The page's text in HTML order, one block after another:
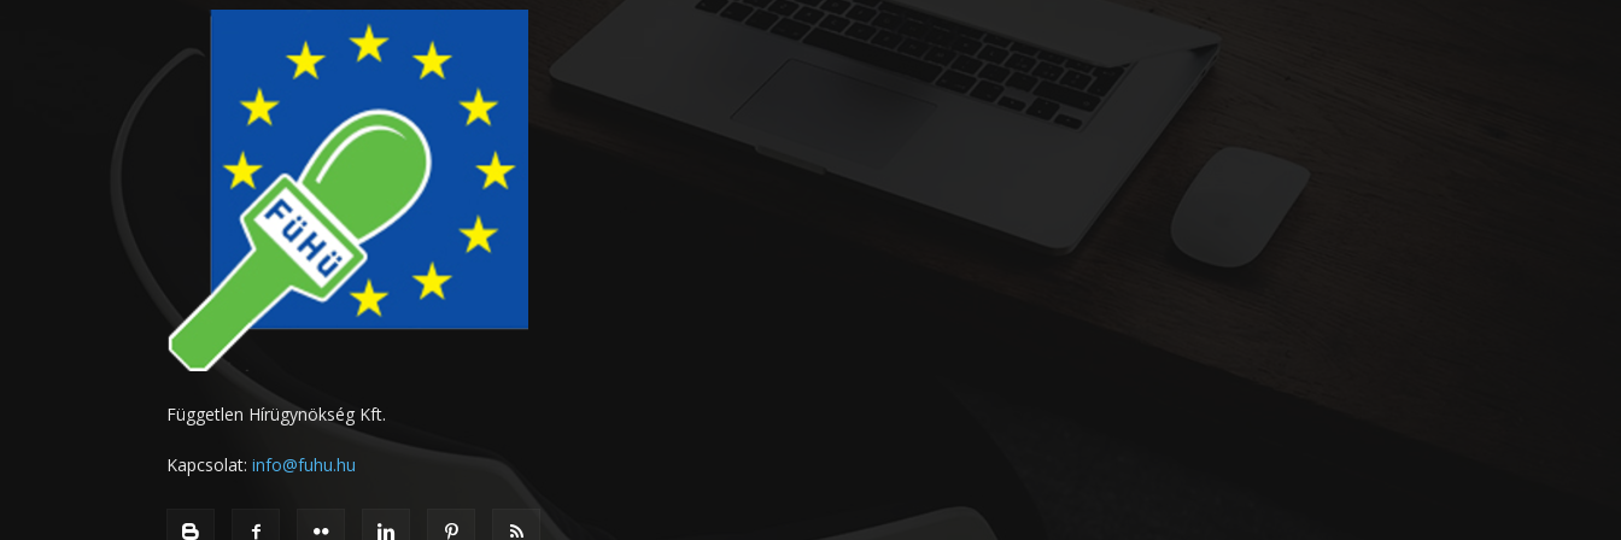
Független Hírügynökség Kft.
Kapcsolat: info@fuhu.hu